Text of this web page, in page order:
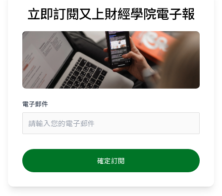
立即訂閱又上財經學院電子報
電子郵件